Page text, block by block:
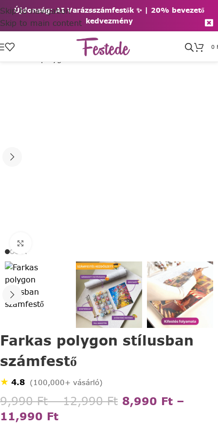
Újdonság: AI Varázsszámfestők ✨ | 20% bevezető
kedvezmény
Skip to navigation
Skip to main content
0
Farkas polygon stílusban
számfestő
★ 4.8 (100,000+ vásárló)
9,990Ft – 12,990Ft 8,990 Ft –
11,990 Ft